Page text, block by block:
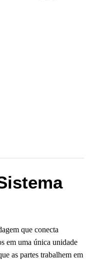
que conecta
em uma única unidade
as partes trabalhem em